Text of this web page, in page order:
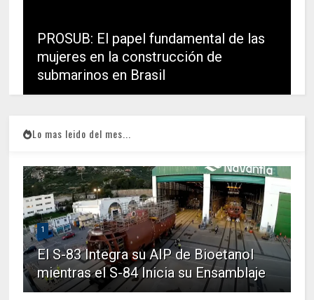
PROSUB: El papel fundamental de las
mujeres en la construcción de
submarinos en Brasil
Lo mas leido del mes...
1
El S-83 Integra su AIP de Bioetanol
mientras el S-84 Inicia su Ensamblaje